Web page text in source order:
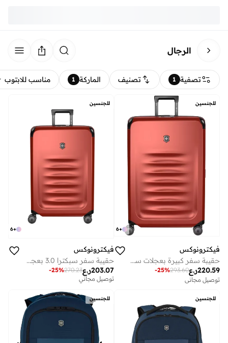
الرجال
تصفية 1 تصنيف الماركة 1 مناسب للابتوب
للجنسين
+
6
فيكترونوكس
حقيبة سفر كبيرة بعجلات سبكترا 3.0 قابلة للتوسيع 75 سم صلبة حمراء
ر.ع220.59
293.60
-25%
توصيل مجاني
على وشك النفاد
توصيل مجاني
على وشك النفاد
للجنسين
+
6
فيكترونوكس
حقيبة سفر سبكترا 3.0 بعجلات مزدوجة قابلة للتوسيع 69 سم - أحمر
ر.ع203.07
270.23
-25%
توصيل مجاني
للجنسين للجنسين